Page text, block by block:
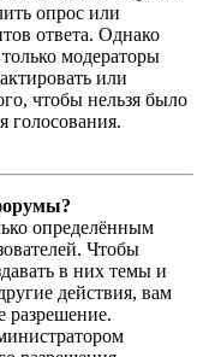
опрос или
ответа. Однако
модераторы
или
чтобы нельзя было
голосования.
определённым
Чтобы
в них темы и
действия, вам
разрешение.